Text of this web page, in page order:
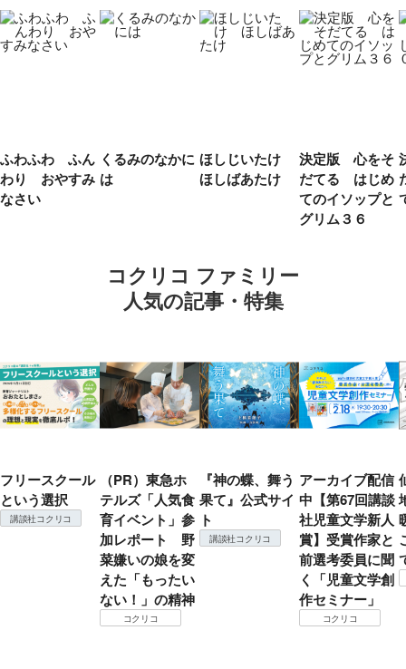
ふわふわ ふん
わり おやすみ
なさい
くるみのなかに
は
ほしじいたけ
ほしばあたけ
決定版 心をそ
だてる はじめ
てのイソップと
グリム３６
コクリコ ファミリー
人気の記事・特集
フリースクール
という選択
講談社コクリコ
（PR）東急ホ
テルズ「人気食
育イベント」参
加レポート 野
菜嫌いの娘を変
えた「もったい
ない！」の精神
コクリコ
『神の蝶、舞う
果て』公式サイ
ト
講談社コクリコ
アーカイブ配信
中【第67回講談
社児童文学新人
賞】受賞作家と
前選考委員に聞
く「児童文学創
作セミナー」
コクリコ